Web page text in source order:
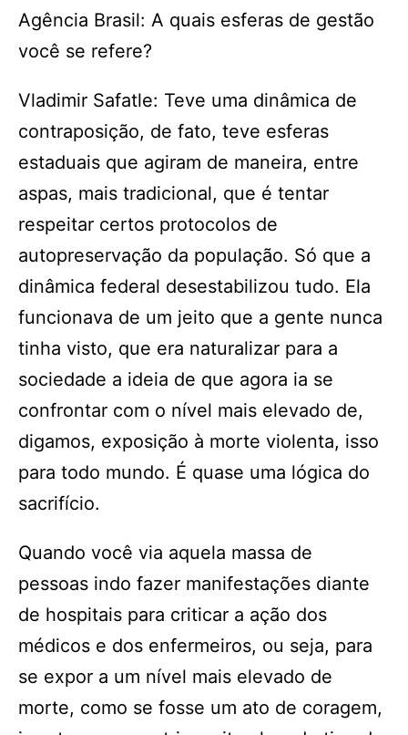
Agência Brasil: A quais esferas de gestão
você se refere?
Vladimir Safatle: Teve uma dinâmica de
contraposição, de fato, teve esferas
estaduais que agiram de maneira, entre
aspas, mais tradicional, que é tentar
respeitar certos protocolos de
autopreservação da população. Só que a
dinâmica federal desestabilizou tudo. Ela
funcionava de um jeito que a gente nunca
tinha visto, que era naturalizar para a
sociedade a ideia de que agora ia se
confrontar com o nível mais elevado de,
digamos, exposição à morte violenta, isso
para todo mundo. É quase uma lógica do
sacrifício.
Quando você via aquela massa de
pessoas indo fazer manifestações diante
de hospitais para criticar a ação dos
médicos e dos enfermeiros, ou seja, para
se expor a um nível mais elevado de
morte, como se fosse um ato de coragem,